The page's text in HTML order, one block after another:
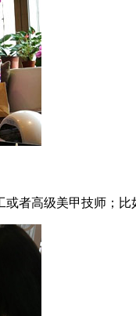
者高级美甲技师；